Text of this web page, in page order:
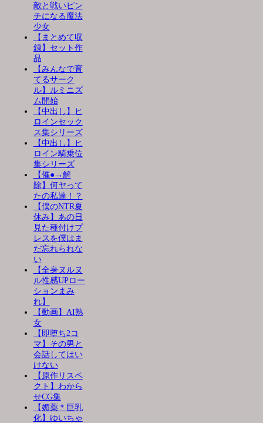
敵と戦いピン
チになる魔法
少女
【まとめて収
録】セット作
品
【みんなで育
てるサーク
ル】ルミニズ
ム開始
【中出し】ヒ
ロインセック
ス集シリーズ
【中出し】ヒ
ロイン騎乗位
集シリーズ
【催●→解
除】何ヤって
たの私達！？
【僕のNTR夏
休み】あの日
見た種付けプ
レスを僕はま
だ忘れられな
い
【全身ヌルヌ
ル性感UPロー
ションまみ
れ】
【動画】AI熟
女
【即堕ち2コ
マ】その男と
会話してはい
けない
【原作リスペ
クト】わから
せCG集
【媚薬＊巨乳
化】ゆいちゃ